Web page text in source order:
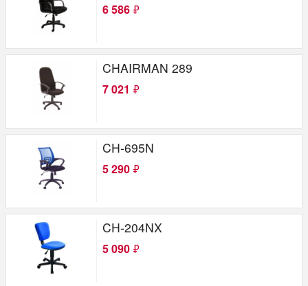
6 586 ₽
CHAIRMAN 289
7 021 ₽
CH-695N
5 290 ₽
CH-204NX
5 090 ₽